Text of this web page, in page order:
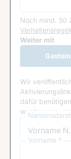
Noch mind. 50
Google
Weiter mit
Wir
dafür
werden von
Vorname *